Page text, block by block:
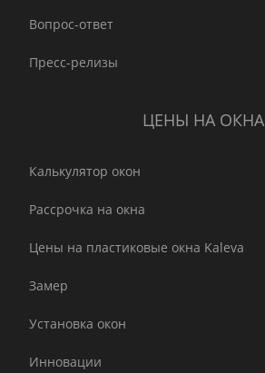
Вопрос-ответ
Пресс-релизы
ЦЕНЫ НА ОКНА
Калькулятор окон
Рассрочка на окна
Цены на пластиковые окна Kaleva
Замер
Установка окон
Инновации